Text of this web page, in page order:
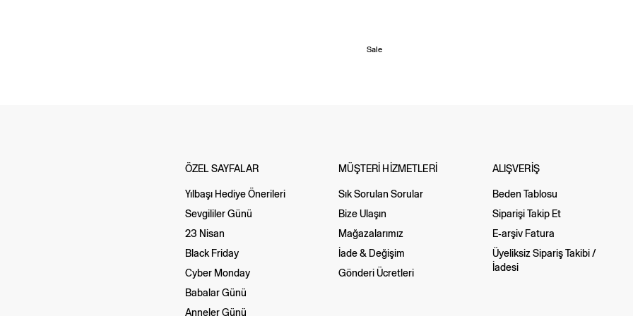
Sale
ÖZEL SAYFALAR
Yılbaşı Hediye Önerileri
Sevgililer Günü
23 Nisan
Black Friday
Cyber Monday
Babalar Günü
Anneler Günü
MÜŞTERİ HİZMETLERİ
Sık Sorulan Sorular
Bize Ulaşın
Mağazalarımız
İade & Değişim
Gönderi Ücretleri
ALIŞVERİŞ
Beden Tablosu
Siparişi Takip Et
E-arşiv Fatura
Üyeliksiz Sipariş Takibi /
İadesi